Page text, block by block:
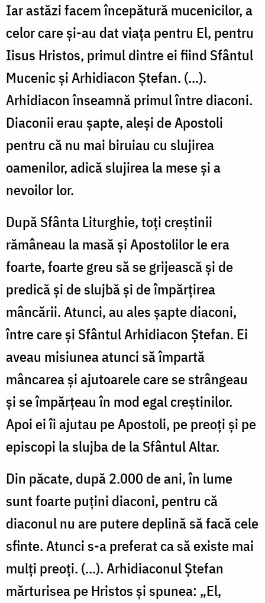
Iar astăzi facem începătură mucenicilor, a
celor care şi-au dat viaţa pentru El, pentru
Iisus Hristos, primul dintre ei fiind Sfântul
Mucenic şi Arhidiacon Ştefan. (...).
Arhidiacon înseamnă primul între diaconi.
Diaconii erau şapte, aleşi de Apostoli
pentru că nu mai biruiau cu slujirea
oamenilor, adică slujirea la mese şi a
nevoilor lor.
După Sfânta Liturghie, toţi creştinii
rămâneau la masă şi Apostolilor le era
foarte, foarte greu să se grijească şi de
predică şi de slujbă şi de împărţirea
mâncării. Atunci, au ales şapte diaconi,
între care şi Sfântul Arhidiacon Ştefan. Ei
aveau misiunea atunci să împartă
mâncarea şi ajutoarele care se strângeau
şi se împărţeau în mod egal creştinilor.
Apoi ei îi ajutau pe Apostoli, pe preoţi şi pe
episcopi la slujba de la Sfântul Altar.
Din păcate, după 2.000 de ani, în lume
sunt foarte puţini diaconi, pentru că
diaconul nu are putere deplină să facă cele
sfinte. Atunci s-a preferat ca să existe mai
mulţi preoţi. (...). Arhidiaconul Ştefan
mărturisea pe Hristos şi spunea: „El,